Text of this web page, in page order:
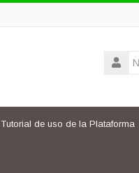
Nombre
de
Tutorial de uso de la Plataforma